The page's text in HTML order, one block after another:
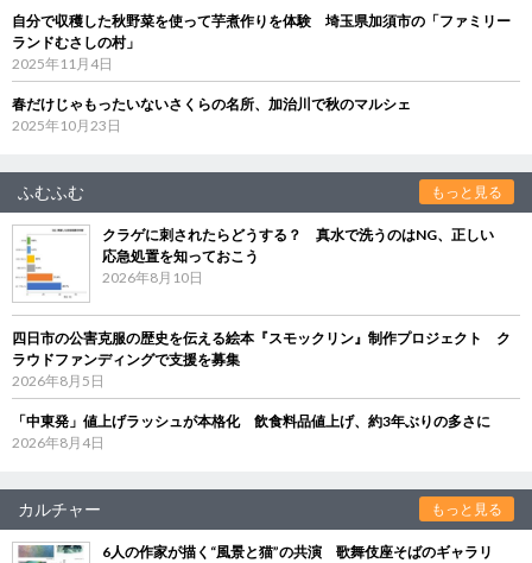
自分で収穫した秋野菜を使って芋煮作りを体験 埼玉県加須市の「ファミリー
ランドむさしの村」
2025年11月4日
春だけじゃもったいないさくらの名所、加治川で秋のマルシェ
2025年10月23日
ふむふむ もっと見る
クラゲに刺されたらどうする？ 真水で洗うのはNG、正しい
応急処置を知っておこう
2026年8月10日
四日市の公害克服の歴史を伝える絵本『スモックリン』制作プロジェクト ク
ラウドファンディングで支援を募集
2026年8月5日
「中東発」値上げラッシュが本格化 飲食料品値上げ、約3年ぶりの多さに
2026年8月4日
カルチャー もっと見る
6人の作家が描く“風景と猫”の共演 歌舞伎座そばのギャラリ